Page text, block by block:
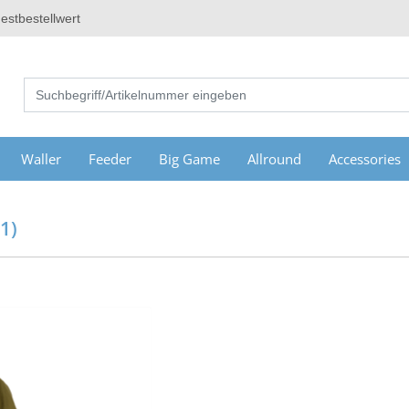
Waller Feeder Big Game Allround Accessories